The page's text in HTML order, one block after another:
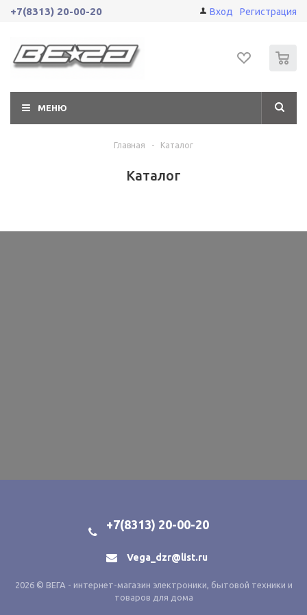
+7(8313) 20-00-20 Вход Регистрация
МЕНЮ
Главная - Каталог
Каталог
+7(8313) 20-00-20
Vega_dzr@list.ru
2026 © ВЕГА - интернет-магазин электроники, бытовой техники и
товаров для дома